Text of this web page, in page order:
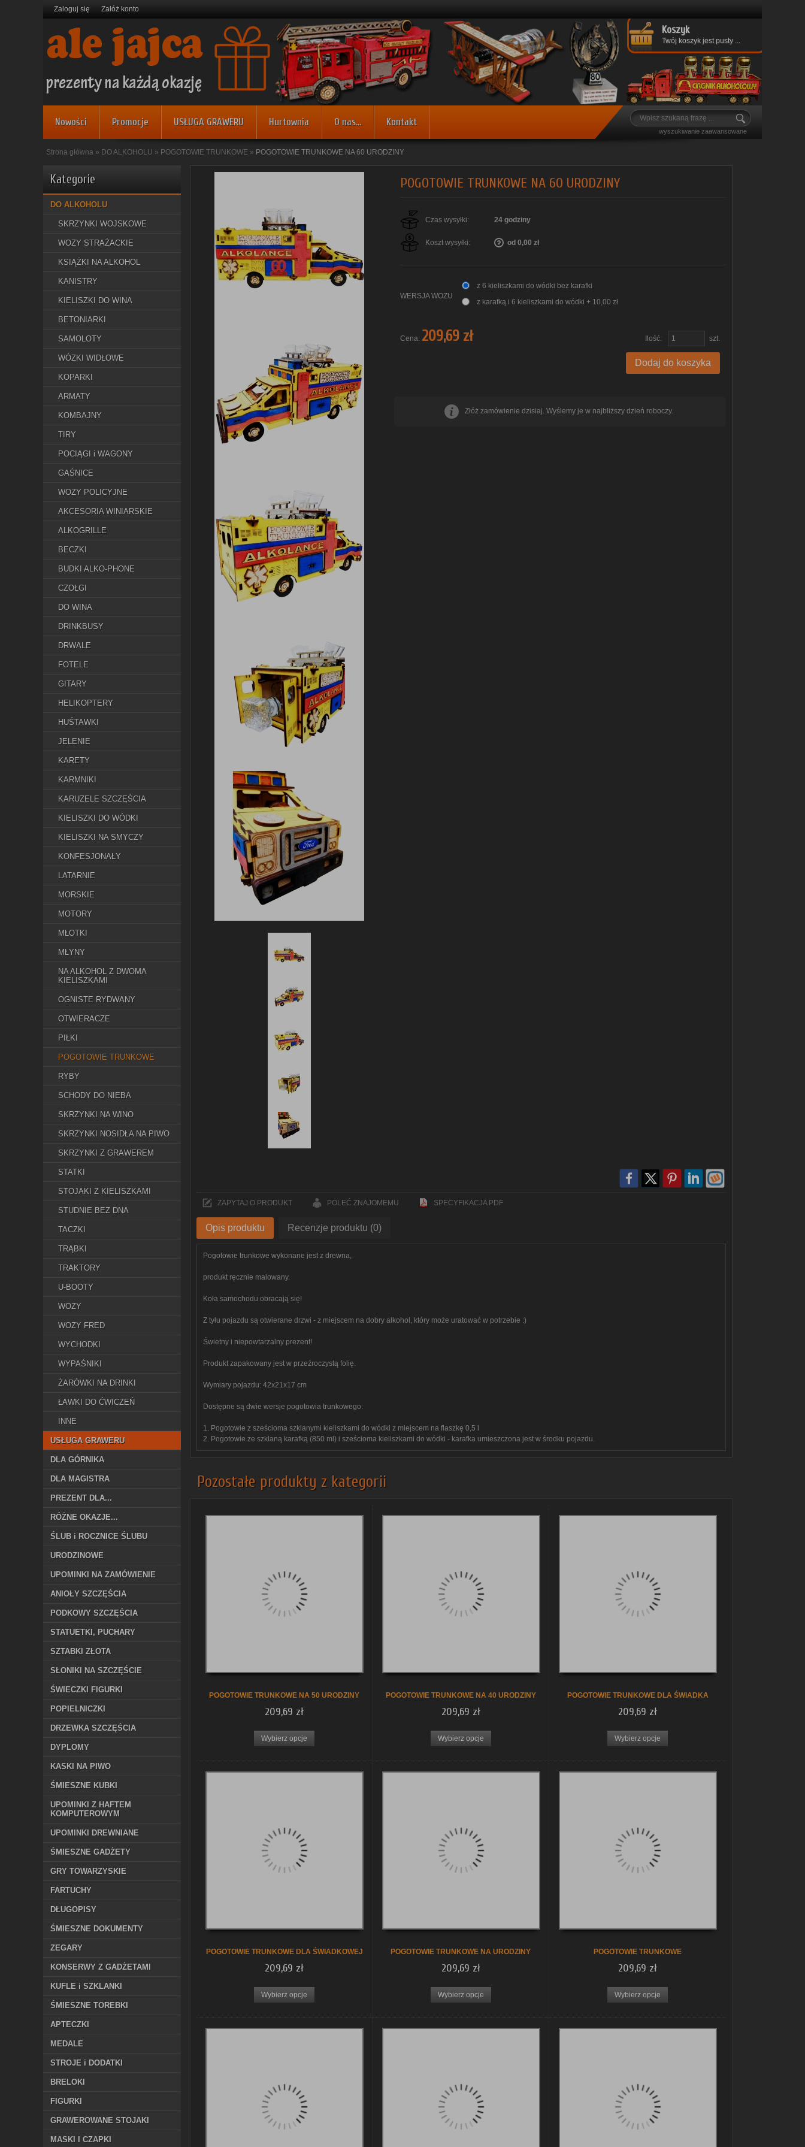
Koszyk
Twój koszyk jest pusty ...
Zaloguj się Załóż konto
wyszukiwanie zaawansowane
Nowości Promocje USŁUGA GRAWERU Hurtownia O nas... Kontakt
Strona główna » DO ALKOHOLU » POGOTOWIE TRUNKOWE » POGOTOWIE TRUNKOWE NA 60 URODZINY
Kategorie
DO ALKOHOLU
SKRZYNKI WOJSKOWE
WOZY STRAŻACKIE
KSIĄŻKI NA ALKOHOL
KANISTRY
KIELISZKI DO WINA
BETONIARKI
SAMOLOTY
WÓZKI WIDŁOWE
KOPARKI
ARMATY
KOMBAJNY
TIRY
POCIĄGI i WAGONY
GAŚNICE
WOZY POLICYJNE
AKCESORIA WINIARSKIE
ALKOGRILLE
BECZKI
BUDKI ALKO-PHONE
CZOŁGI
DO WINA
DRINKBUSY
DRWALE
FOTELE
GITARY
HELIKOPTERY
HUŚTAWKI
JELENIE
KARETY
KARMNIKI
KARUZELE SZCZĘŚCIA
KIELISZKI DO WÓDKI
KIELISZKI NA SMYCZY
KONFESJONAŁY
LATARNIE
MORSKIE
MOTORY
MŁOTKI
MŁYNY
NA ALKOHOL Z DWOMA
KIELISZKAMI
OGNISTE RYDWANY
OTWIERACZE
PIŁKI
POGOTOWIE TRUNKOWE
RYBY
SCHODY DO NIEBA
SKRZYNKI NA WINO
SKRZYNKI NOSIDŁA NA PIWO
SKRZYNKI Z GRAWEREM
STATKI
STOJAKI Z KIELISZKAMI
STUDNIE BEZ DNA
TACZKI
TRĄBKI
TRAKTORY
U-BOOTY
WOZY
WOZY FRED
WYCHODKI
WYPAŚNIKI
ŻARÓWKI NA DRINKI
ŁAWKI DO ĆWICZEŃ
INNE
USŁUGA GRAWERU
DLA GÓRNIKA
DLA MAGISTRA
PREZENT DLA...
RÓŻNE OKAZJE...
ŚLUB i ROCZNICE ŚLUBU
URODZINOWE
UPOMINKI NA ZAMÓWIENIE
ANIOŁY SZCZĘŚCIA
PODKOWY SZCZĘŚCIA
STATUETKI, PUCHARY
SZTABKI ZŁOTA
SŁONIKI NA SZCZĘŚCIE
ŚWIECZKI FIGURKI
POPIELNICZKI
DRZEWKA SZCZĘŚCIA
DYPLOMY
KASKI NA PIWO
ŚMIESZNE KUBKI
UPOMINKI Z HAFTEM
KOMPUTEROWYM
UPOMINKI DREWNIANE
ŚMIESZNE GADŻETY
GRY TOWARZYSKIE
FARTUCHY
DŁUGOPISY
ŚMIESZNE DOKUMENTY
ZEGARY
KONSERWY Z GADŻETAMI
KUFLE i SZKLANKI
ŚMIESZNE TOREBKI
APTECZKI
MEDALE
STROJE i DODATKI
BRELOKI
FIGURKI
GRAWEROWANE STOJAKI
MASKI I CZAPKI
POGOTOWIE TRUNKOWE NA 60 URODZINY
Czas wysyłki: 24 godziny
Koszt wysyłki: od 0,00 zł
WERSJA WOZU
z 6 kieliszkami do wódki bez karafki
z karafką i 6 kieliszkami do wódki + 10,00 zł
Cena: 209,69 zł Ilość: szt.
Dodaj do koszyka
Złóż zamówienie dzisiaj. Wyślemy je w najbliższy dzień roboczy.
ZAPYTAJ O PRODUKT POLEĆ ZNAJOMEMU SPECYFIKACJA PDF
Opis produktu Recenzje produktu (0)
Pogotowie trunkowe wykonane jest z drewna,
produkt ręcznie malowany.
Koła samochodu obracają się!
Z tyłu pojazdu są otwierane drzwi - z miejscem na dobry alkohol, który może uratować w potrzebie :)
Świetny i niepowtarzalny prezent!
Produkt zapakowany jest w przeźroczystą folię.
Wymiary pojazdu: 42x21x17 cm
Dostępne są dwie wersje pogotowia trunkowego:
1. Pogotowie z sześcioma szklanymi kieliszkami do wódki z miejscem na flaszkę 0,5 l
2. Pogotowie ze szklaną karafką (850 ml) i sześcioma kieliszkami do wódki - karafka umieszczona jest w środku pojazdu.
Pozostałe produkty z kategorii
POGOTOWIE TRUNKOWE NA 50 URODZINY
209,69 zł
Wybierz opcje
POGOTOWIE TRUNKOWE NA 40 URODZINY
209,69 zł
Wybierz opcje
POGOTOWIE TRUNKOWE DLA ŚWIADKA
209,69 zł
Wybierz opcje
POGOTOWIE TRUNKOWE DLA ŚWIADKOWEJ
209,69 zł
Wybierz opcje
POGOTOWIE TRUNKOWE NA URODZINY
209,69 zł
Wybierz opcje
POGOTOWIE TRUNKOWE
209,69 zł
Wybierz opcje